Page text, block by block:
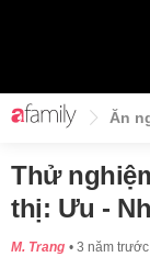
Ăn
Thử
thị: Ưu -
M. Trang 3 năm trước